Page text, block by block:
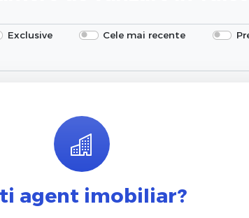
Exclusive Cele mai recente
agent imobiliar?